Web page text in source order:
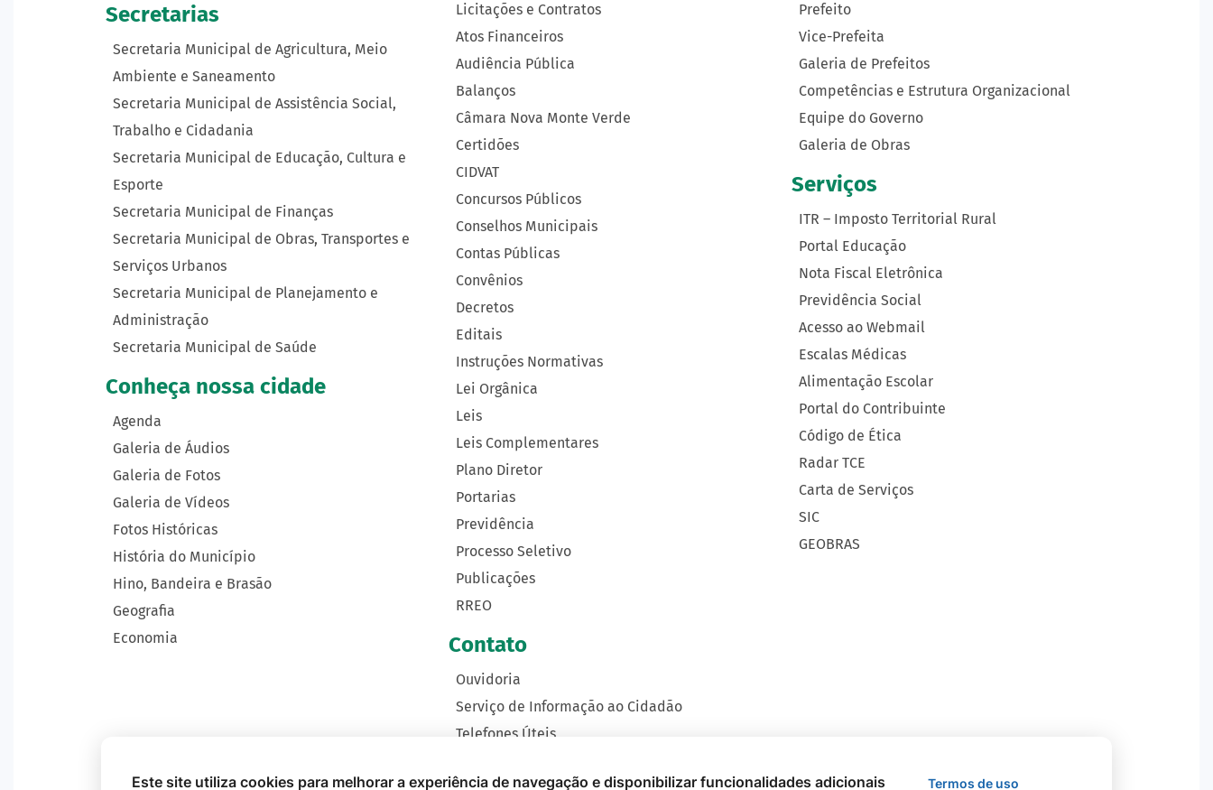
Secretarias
Secretaria Municipal de Agricultura, Meio
Ambiente e Saneamento
Secretaria Municipal de Assistência Social,
Trabalho e Cidadania
Secretaria Municipal de Educação, Cultura e
Esporte
Secretaria Municipal de Finanças
Secretaria Municipal de Obras, Transportes e
Serviços Urbanos
Secretaria Municipal de Planejamento e
Administração
Secretaria Municipal de Saúde
Conheça nossa cidade
Agenda
Galeria de Áudios
Galeria de Fotos
Galeria de Vídeos
Fotos Históricas
História do Município
Hino, Bandeira e Brasão
Geografia
Economia
Licitações e Contratos
Atos Financeiros
Audiência Pública
Balanços
Câmara Nova Monte Verde
Certidões
CIDVAT
Concursos Públicos
Conselhos Municipais
Contas Públicas
Convênios
Decretos
Editais
Instruções Normativas
Lei Orgânica
Leis
Leis Complementares
Plano Diretor
Portarias
Previdência
Processo Seletivo
Publicações
RREO
Contato
Ouvidoria
Serviço de Informação ao Cidadão
Telefones Úteis
Prefeito
Vice-Prefeita
Galeria de Prefeitos
Competências e Estrutura Organizacional
Equipe do Governo
Galeria de Obras
Serviços
ITR – Imposto Territorial Rural
Portal Educação
Nota Fiscal Eletrônica
Previdência Social
Acesso ao Webmail
Escalas Médicas
Alimentação Escolar
Portal do Contribuinte
Código de Ética
Radar TCE
Carta de Serviços
SIC
GEOBRAS
Este site utiliza cookies para melhorar a experiência de navegação e disponibilizar funcionalidades adicionais Termos de uso